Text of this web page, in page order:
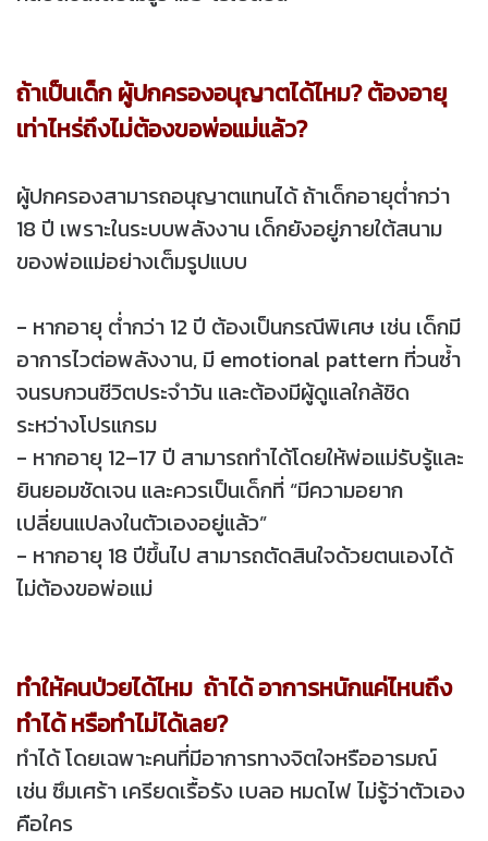
ถ้าเป็นเด็ก ผู้ปกครองอนุญาตได้ไหม? ต้องอายุ
เท่าไหร่ถึงไม่ต้องขอพ่อแม่แล้ว?
ผู้ปกครองสามารถอนุญาตแทนได้ ถ้าเด็กอายุต่ำกว่า
18 ปี เพราะในระบบพลังงาน เด็กยังอยู่ภายใต้สนาม
ของพ่อแม่อย่างเต็มรูปแบบ
- หากอายุ ต่ำกว่า 12 ปี ต้องเป็นกรณีพิเศษ เช่น เด็กมี
อาการไวต่อพลังงาน, มี emotional pattern ที่วนซ้ำ
จนรบกวนชีวิตประจำวัน และต้องมีผู้ดูแลใกล้ชิด
ระหว่างโปรแกรม
- หากอายุ 12–17 ปี สามารถทำได้โดยให้พ่อแม่รับรู้และ
ยินยอมชัดเจน และควรเป็นเด็กที่ “มีความอยาก
เปลี่ยนแปลงในตัวเองอยู่แล้ว”
- หากอายุ 18 ปีขึ้นไป สามารถตัดสินใจด้วยตนเองได้
ไม่ต้องขอพ่อแม่
ทำให้คนป่วยได้ไหม ถ้าได้ อาการหนักแค่ไหนถึง
ทำได้ หรือทำไม่ได้เลย?
ทำได้ โดยเฉพาะคนที่มีอาการทางจิตใจหรืออารมณ์
เช่น ซึมเศร้า เครียดเรื้อรัง เบลอ หมดไฟ ไม่รู้ว่าตัวเอง
คือใคร